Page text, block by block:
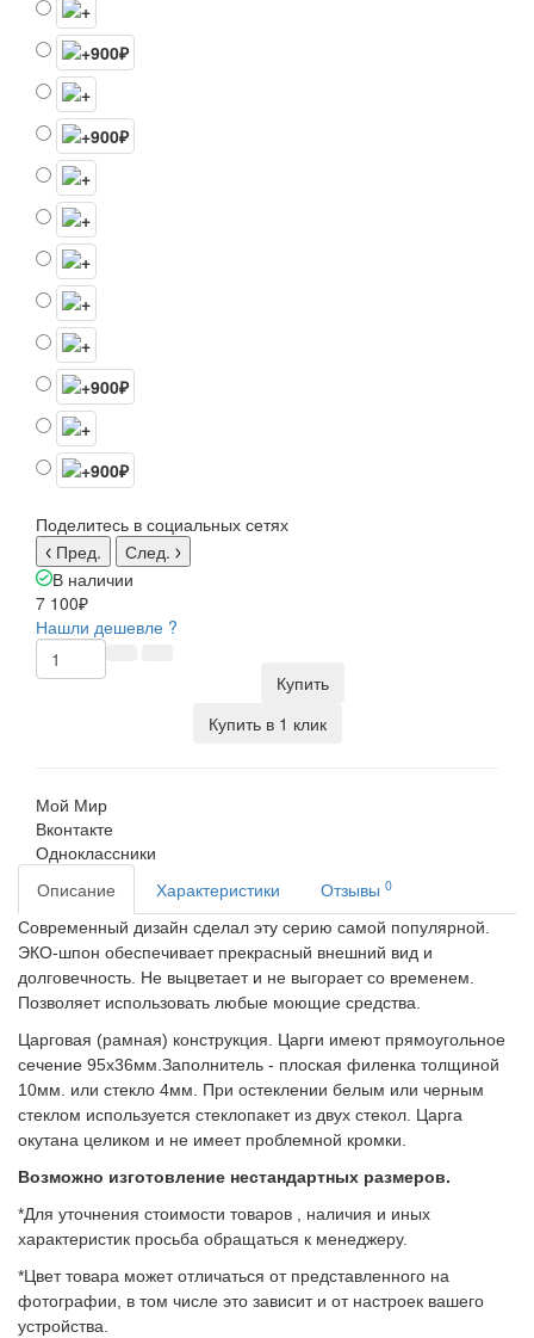
Поделитесь в социальных сетях
Пред.
След.
В наличии
7 100₽
Нашли дешевле ?
Купить
Купить в 1 клик
Мой Мир
Вконтакте
Одноклассники
Описание
Характеристики Отзывы 0
Современный дизайн сделал эту серию самой популярной.
ЭКО-шпон обеспечивает прекрасный внешний вид и
долговечность. Не выцветает и не выгорает со временем.
Позволяет использовать любые моющие средства.
Царговая (рамная) конструкция. Царги имеют прямоугольное
сечение 95х36мм.Заполнитель - плоская филенка толщиной
10мм. или стекло 4мм. При остеклении белым или черным
стеклом используется стеклопакет из двух стекол. Царга
окутана целиком и не имеет проблемной кромки.
Возможно изготовление нестандартных размеров.
*Для уточнения стоимости товаров , наличия и иных
характеристик просьба обращаться к менеджеру.
*Цвет товара может отличаться от представленного на
фотографии, в том числе это зависит и от настроек вашего
устройства.